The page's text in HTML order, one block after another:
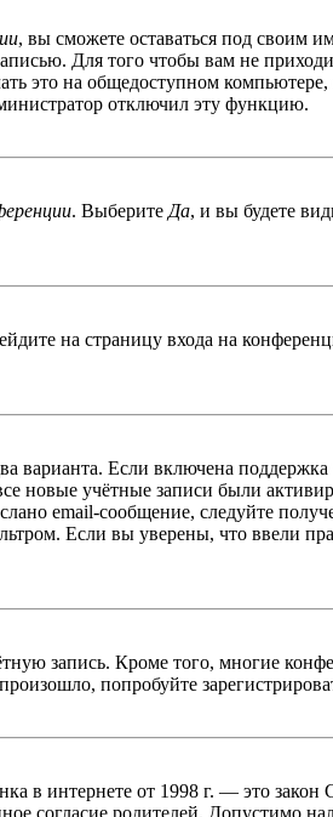
, вы сможете оставаться под своим
Для того чтобы вам не
это на общедоступном
отключил эту функцию.
. Выберите Да, и вы будете
на страницу входа на
варианта. Если включена
новые учётные записи были
email-сообщение, следуйте
Если вы уверены, что ввели
запись. Кроме того, многие
попробуйте
в интернете от 1998 г. — это
согласие родителей. Допустимо